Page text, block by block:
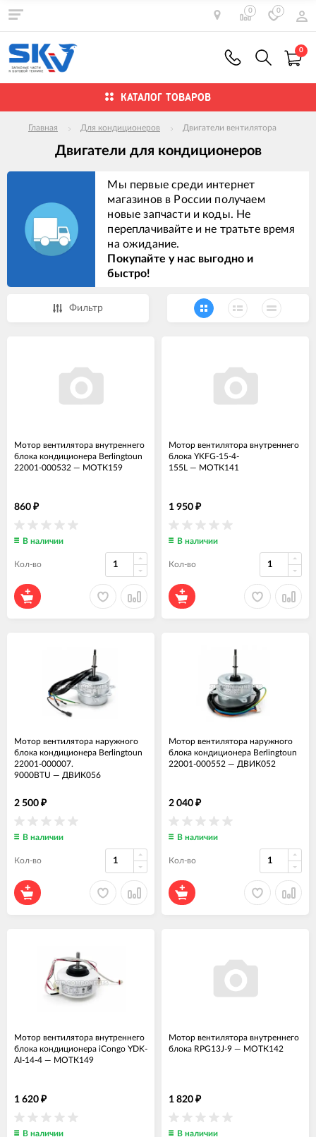
0 0
0
КАТАЛОГ ТОВАРОВ
Главная Для кондиционеров Двигатели вентилятора
Двигатели для кондиционеров
Мы первые среди интернет
магазинов в России получаем
новые запчасти и коды. Не
переплачивайте и не тратьте время
на ожидание.
Покупайте у нас выгодно и
быстро!
Фильтр
Мотор вентилятора внутреннего
блока кондиционера Berlingtoun
22001-000532 — МОТК159
860 ₽
В наличии
Кол-во
Мотор вентилятора внутреннего
блока YKFG-15-4-
155L
— МОТК141
1 950 ₽
В наличии
Кол-во
Мотор вентилятора наружного
блока кондиционера Berlingtoun
22001-000007.
9000BTU — ДВИК056
2 500 ₽
В наличии
Кол-во
Мотор вентилятора наружного
блока кондиционера Berlingtoun
22001-000552 — ДВИК052
2 040 ₽
В наличии
Кол-во
Мотор вентилятора внутреннего
блока кондиционера iCongo YDK-
AI-14-4 — МОТК149
1 620 ₽
В наличии
Мотор вентилятора внутреннего
блока RPG13J-9 — МОТК142
1 820 ₽
В наличии